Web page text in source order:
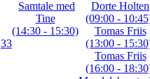
33
Samtale med
Tine
(14:30 - 15:30)
Dorte Holten
(09:00 -
Tomas Friis
(13:00 -
Tomas Friis
(16:00 -